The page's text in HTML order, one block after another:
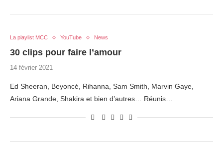
La playlist MCC YouTube News
30 clips pour faire l’amour
14 février 2021
Ed Sheeran, Beyoncé, Rihanna, Sam Smith, Marvin Gaye,
Ariana Grande, Shakira et bien d’autres… Réunis…